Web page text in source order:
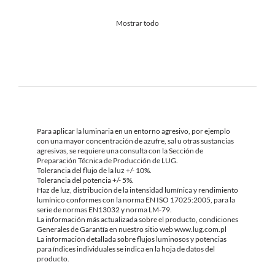
Mostrar todo
Para aplicar la luminaria en un entorno agresivo, por ejemplo
con una mayor concentración de azufre, sal u otras sustancias
agresivas, se requiere una consulta con la Sección de
Preparación Técnica de Producción de LUG.
Tolerancia del flujo de la luz +/- 10%.
Tolerancia del potencia +/- 5%.
Haz de luz, distribución de la intensidad lumínica y rendimiento
lumínico conformes con la norma EN ISO 17025:2005, para la
serie de normas EN13032 y norma LM-79.
La información más actualizada sobre el producto, condiciones
Generales de Garantía en nuestro sitio web www.lug.com.pl
La información detallada sobre flujos luminosos y potencias
para índices individuales se indica en la hoja de datos del
producto.